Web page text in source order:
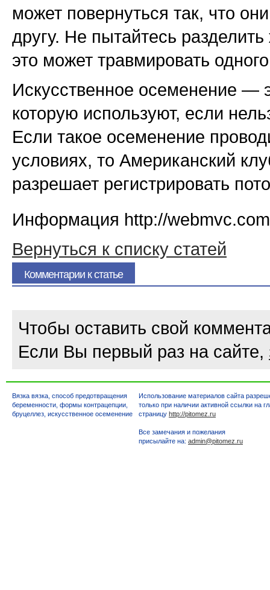
может повернуться так, что
другу. Не пытайтесь
это может травмировать
Искусственное осеменение —
которую используют, если
Если такое осеменение
условиях, то Американский
разрешает регистрировать
Информация http://webmvc.com
Вернуться к списку статей
Комментарии к статье
Чтобы оставить свой
Если Вы первый раз на сайте,
Вязка вязка, способ предотвращения
беременности, формы контрацепции,
бруцеллез, искусственное осеменение
Использование материалов сайта
только при наличии активной ссылки на
страницу http://pitomez.ru
Все замечания и пожелания
присылайте на: admin@pitomez.ru